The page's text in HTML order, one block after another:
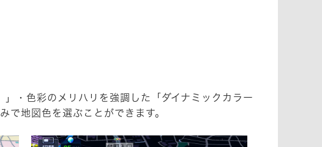
・色彩のメリハリを強調した「ダイナミックカラー
で地図色を選ぶことができます。